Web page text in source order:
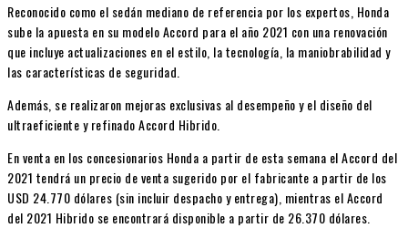
Reconocido como el sedán mediano de referencia por los expertos, Honda
sube la apuesta en su modelo Accord para el año 2021 con una renovación
que incluye actualizaciones en el estilo, la tecnología, la maniobrabilidad y
las características de seguridad.
Además, se realizaron mejoras exclusivas al desempeño y el diseño del
ultraeficiente y refinado Accord Hibrido.
En venta en los concesionarios Honda a partir de esta semana el Accord del
2021 tendrá un precio de venta sugerido por el fabricante a partir de los
USD 24.770 dólares (sin incluir despacho y entrega), mientras el Accord
del 2021 Hibrido se encontrará disponible a partir de 26.370 dólares.